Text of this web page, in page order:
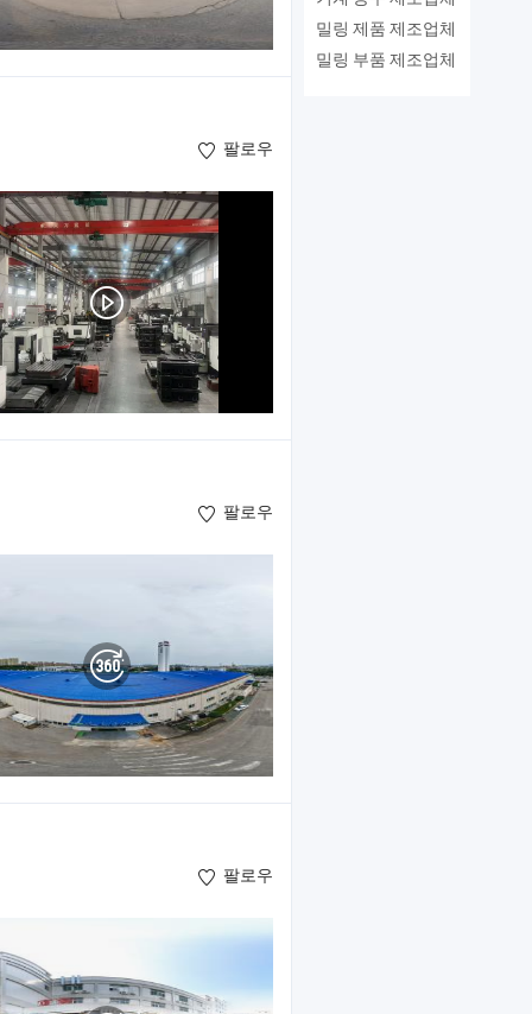
팔로우
팔로우
팔로우
밀링 제품 제조업체
밀링 부품 제조업체